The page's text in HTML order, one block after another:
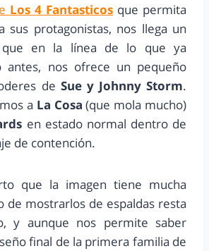
Los 4 Fantasticos que permita
sus protagonistas, nos llega un
que en la línea de lo que ya
antes, nos ofrece un pequeño
de Sue y Johnny Storm.
a La Cosa (que mola mucho)
en estado normal dentro de
de contención.
que la imagen tiene mucha
de mostrarlos de espaldas resta
y aunque nos permite saber
final de la primera familia de